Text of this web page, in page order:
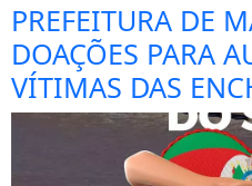
PREFEITURA DE
DOAÇÕES PARA
VÍTIMAS DAS